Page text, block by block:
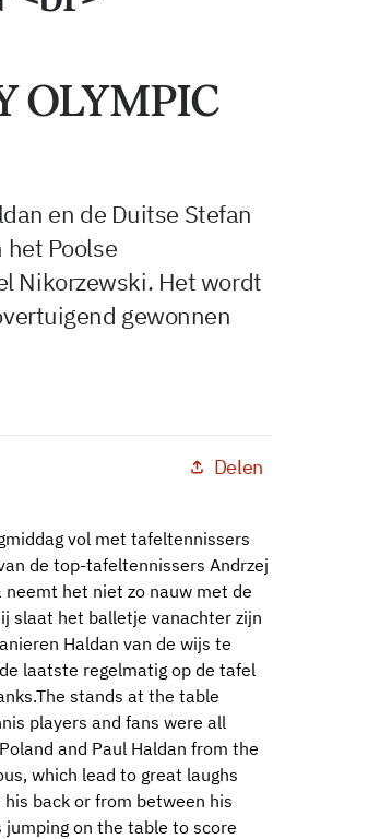
OLYMPIC
en de Duitse Stefan
Poolse
Nikorzewski. Het wordt
gewonnen
Delen
vol met tafeltennissers
de top-tafeltennissers Andrzej
neemt het niet zo nauw met de
slaat het balletje vanachter zijn
Haldan van de wijs te
laatste regelmatig op de tafel
stands at the table
players and fans were all
and Paul Haldan from the
which lead to great laughs
back or from between his
on the table to score